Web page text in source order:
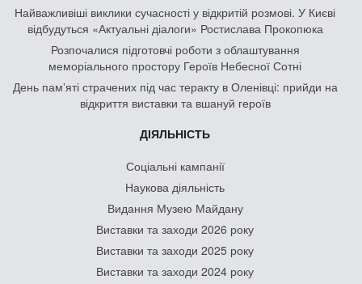
Найважливіші виклики сучасності у відкритій розмові. У Києві
відбудуться «Актуальні діалоги» Ростислава Прокопюка
Розпочалися підготовчі роботи з облаштування
меморіального простору Героїв Небесної Сотні
День памʼяті страчених під час теракту в Оленівці: прийди на
відкриття виставки та вшануй героїв
ДІЯЛЬНІСТЬ
Соціальні кампанії
Наукова діяльність
Видання Музею Майдану
Виставки та заходи 2026 року
Виставки та заходи 2025 року
Виставки та заходи 2024 року